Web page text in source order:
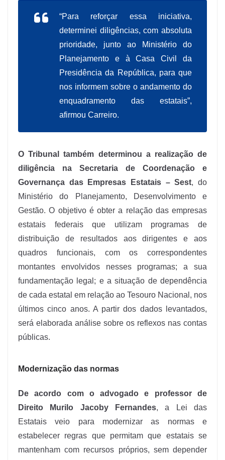
“Para reforçar essa iniciativa,
determinei diligências, com absoluta
prioridade, junto ao Ministério do
Planejamento e à Casa Civil da
Presidência da República, para que
nos informem sobre o andamento do
enquadramento das estatais”,
afirmou Carreiro.
O Tribunal também determinou a realização de
diligência na Secretaria de Coordenação e
Governança das Empresas Estatais – Sest, do
Ministério do Planejamento, Desenvolvimento e
Gestão. O objetivo é obter a relação das empresas
estatais federais que utilizam programas de
distribuição de resultados aos dirigentes e aos
quadros funcionais, com os correspondentes
montantes envolvidos nesses programas; a sua
fundamentação legal; e a situação de dependência
de cada estatal em relação ao Tesouro Nacional, nos
últimos cinco anos. A partir dos dados levantados,
será elaborada análise sobre os reflexos nas contas
públicas.
Modernização das normas
De acordo com o advogado e professor de
Direito Murilo Jacoby Fernandes, a Lei das
Estatais veio para modernizar as normas e
estabelecer regras que permitam que estatais se
mantenham com recursos próprios, sem depender